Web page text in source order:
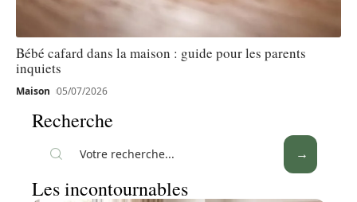
Bébé cafard dans la maison : guide pour les parents
inquiets
Maison 05/07/2026
Recherche
Les incontournables